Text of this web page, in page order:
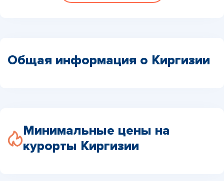
Общая информация о Киргизии
Минимальные цены на
курорты Киргизии